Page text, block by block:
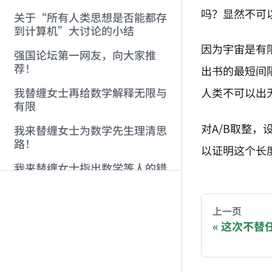
关于“所有人类思想是否能都存
到计算机”大讨论的小结
强国论坛第一网友，向大家推
荐！
我替缠女士再给数学解释无限与
有限
我来替缠女士为数学先生理清思
路！
我来替缠女士指出数学等人的错
吗？显然不可
因为宇宙是有
出书的最短间
人类不可以出
对A/B取整，
以证明这个长
You are
上一页
这次不替